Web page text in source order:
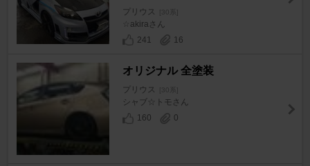
プリウス [30系]
☆akiraさん
241
16
オリジナル 全塗装
プリウス [30系]
シャブ☆トモさん
160
0